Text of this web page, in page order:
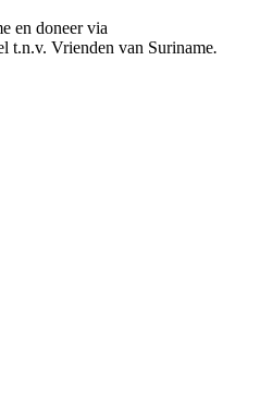
en doneer via
t.n.v. Vrienden van Suriname.